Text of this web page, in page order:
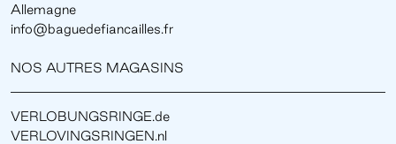
Allemagne
info@baguedefiancailles.fr
NOS AUTRES MAGASINS
VERLOBUNGSRINGE.de
VERLOVINGSRINGEN.nl